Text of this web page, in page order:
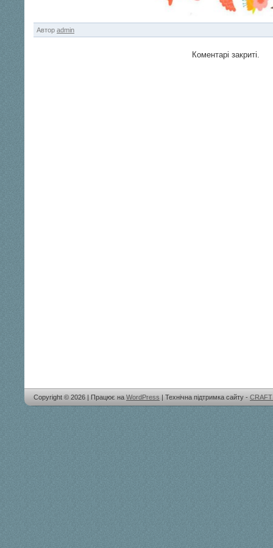
Автор admin
Коментарі закриті.
Copyright © 2026 | Працює на WordPress | Технічна підтримка сайту -